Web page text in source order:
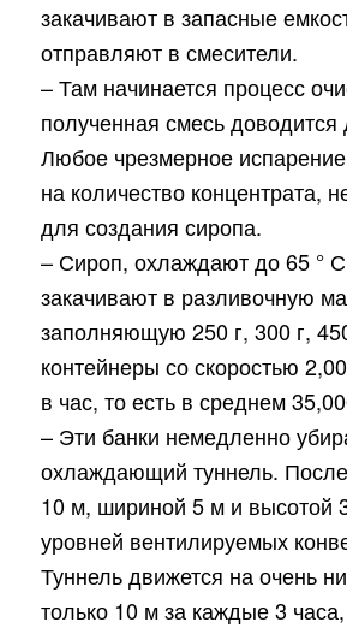
закачивают в запасные
отправляют в смесители.
– Там начинается процесс
полученная смесь доводится
Любое чрезмерное
на количество концентрата,
для создания сиропа.
– Сироп, охлаждают до 65 °
закачивают в разливочную
заполняющую 250 г, 300 г,
контейнеры со скоростью
в час, то есть в среднем
– Эти банки немедленно
охлаждающий туннель.
10 м, шириной 5 м и высотой
уровней вентилируемых
Туннель движется на очень
только 10 м за каждые 3